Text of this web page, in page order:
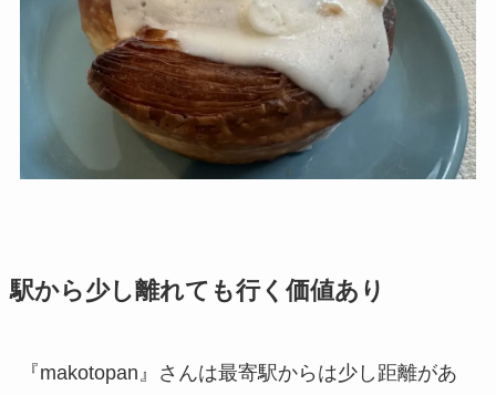
駅から少し離れても行く価値あり
『makotopan』さんは最寄駅からは少し距離があ